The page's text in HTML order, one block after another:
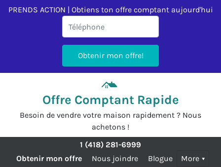
PRENDS ACTION | Obtiens ton offre comptant aujourd'hui
Offre Comptant Rapide
Besoin de vendre votre maison rapidement ? Nous
achetons !
1 (418) 281-6999
Obtenir mon offre
Nous joindre Blogue More